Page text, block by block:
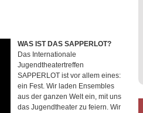
WAS IST DAS SAPPERLOT?
Das Internationale
Jugendtheatertreffen
SAPPERLOT ist vor allem eines:
ein Fest. Wir laden Ensembles
aus der ganzen Welt ein, mit uns
das Jugendtheater zu feiern. Wir